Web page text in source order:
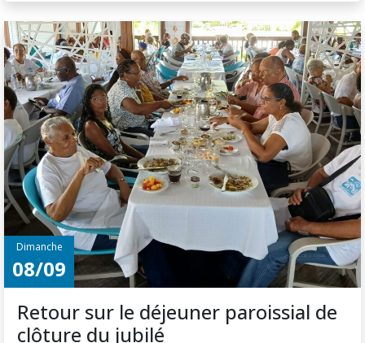
Dimanche
08/09
Retour sur le déjeuner paroissial de
clôture du jubilé